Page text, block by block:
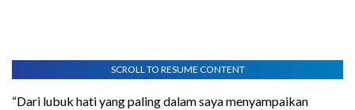
SCROLL TO RESUME CONTENT
“Dari lubuk hati yang paling dalam saya menyampaikan